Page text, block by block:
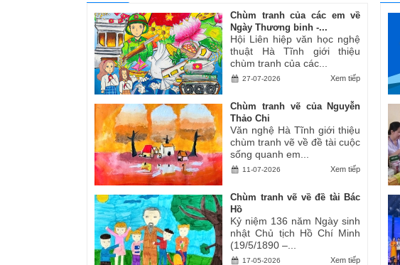
Chùm tranh của các em về
Ngày Thương binh -...
Hội Liên hiệp văn học nghệ
thuật Hà Tĩnh giới thiệu
chùm tranh của các...
Xem tiếp
27-07-2026
Chùm tranh vẽ của Nguyễn
Thảo Chi
Văn nghệ Hà Tĩnh giới thiệu
chùm tranh vẽ về đề tài cuộc
sống quanh em...
Xem tiếp
11-07-2026
Chùm tranh vẽ về đề tài Bác
Hồ
Kỷ niệm 136 năm Ngày sinh
nhật Chủ tịch Hồ Chí Minh
(19/5/1890 –...
Xem tiếp
17-05-2026